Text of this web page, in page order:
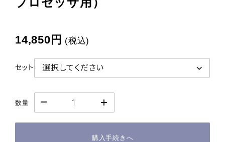
14,850円 (税込)
セット
数量
購入手続きへ